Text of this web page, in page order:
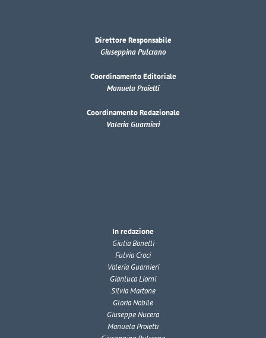
Direttore Responsabile
Giuseppina Pulcrano
Coordinamento Editoriale
Manuela Proietti
Coordinamento Redazionale
Valeria Guarnieri
In redazione
Giulia Bonelli
Fulvia Croci
Valeria Guarnieri
Gianluca Liorni
Silvia Martone
Gloria Nobile
Giuseppe Nucera
Manuela Proietti